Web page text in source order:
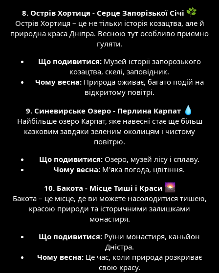
8. Острів Хортиця - Серце Запорізької Січі
Острів Хортиця – це не тільки історія козацтва, але й
природна краса Дніпра. Весною тут особливо приємно
гуляти.​
Що подивитися:Музей історії запорозького
козацтва, скелі, заповідник.​
Чому весна:Природа оживає, багато подій на
відкритому повітрі.​
9. Синевирське Озеро - Перлина Карпат
Найбільше озеро Карпат, яке навесні стає ще більш
казковим завдяки зеленим околицям і чистому
повітрю.​
Що подивитися: Озеро, музей лісу і сплаву.​
Чому весна: М'яка погода, цвітіння.​
10. Бакота - Місце Тиші і Краси
Бакота – це місце, де ви можете насолодитися тишею,
красою природи та історичними залишками
монастиря.​
Що подивитися: Руїни монастиря, каньйон
Дністра.​
Чому весна:Це час, коли природа розкриває
свою красу.​